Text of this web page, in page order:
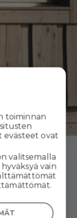
toiminnan
evästeet ovat
valitsemalla
vain